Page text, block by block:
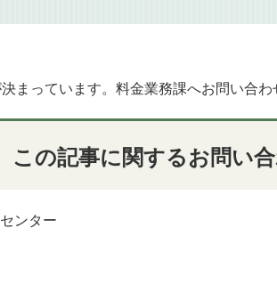
まっています。料金業務課へお問い合わ
この記事に関するお問い
ンター